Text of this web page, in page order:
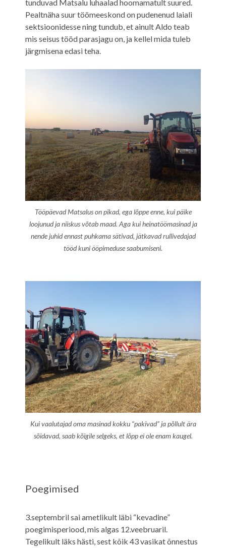
tunduvad Matsalu luhaalad hoomamatult suured.
Pealtnäha suur töömeeskond on pudenenud laiali
sektsioonidesse ning tundub, et ainult Aldo teab
mis seisus tööd parasjagu on, ja kellel mida tuleb
järgmisena edasi teha.
Tööpäevad Matsalus on pikad, ega lõppe enne, kui päike
loojunud ja niiskus võtab maad. Aga kui heinatöömasinad ja
nende juhid ennast puhkama sätivad, jätkavad rullivedajad
tööd kuni ööpimeduse saabumiseni.
Kui vaalutajad oma masinad kokku “pakivad” ja põllult ära
sõidavad, saab kõigile selgeks, et lõpp ei ole enam kaugel.
Poegimised
3.septembril sai ametlikult läbi “kevadine”
poegimisperiood, mis algas 12.veebruaril.
Tegelikult läks hästi, sest kõik 43 vasikat õnnestus